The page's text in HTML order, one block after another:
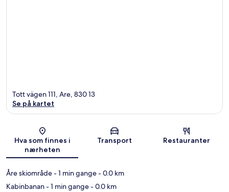
Kart
Tott vägen 111, Are, 830 13
Se på kartet
Hva som finnes i
nærheten
Transport Restauranter
Åre skiområde- 1 min gange- 0.0 km
Kabinbanan- 1 min gange- 0.0 km